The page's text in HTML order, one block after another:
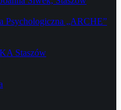
Psychologiczna „ARCHE”
Staszów